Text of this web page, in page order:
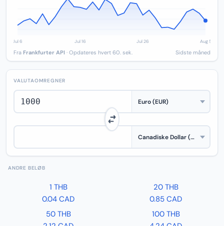
Fra Frankfurter API · Opdateres hvert 60. sek. Sidste måned
VALUTAOMREGNER
ANDRE BELØB
1 THB
0.04 CAD
20 THB
0.85 CAD
50 THB
100 THB